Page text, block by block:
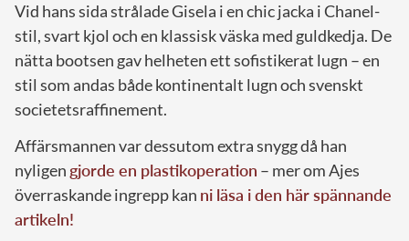
Vid hans sida strålade Gisela i en chic jacka i Chanel-
stil, svart kjol och en klassisk väska med guldkedja. De
nätta bootsen gav helheten ett sofistikerat lugn – en
stil som andas både kontinentalt lugn och svenskt
societetsraffinement.
Affärsmannen var dessutom extra snygg då han
nyligen gjorde en plastikoperation – mer om Ajes
överraskande ingrepp kan ni läsa i den här spännande
artikeln!